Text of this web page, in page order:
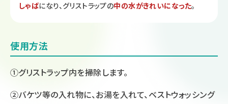
しゃばになり、グリストラップの中の水がきれいになった。
使用方法
①グリストラップ内を掃除します。
②バケツ等の入れ物に、お湯を入れて、ベストウォッシング